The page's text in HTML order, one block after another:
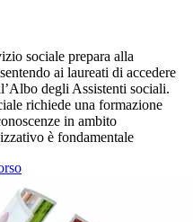
sociale prepara alla
ai laureati di accedere
degli Assistenti sociali.
richiede una formazione
in ambito
è fondamentale